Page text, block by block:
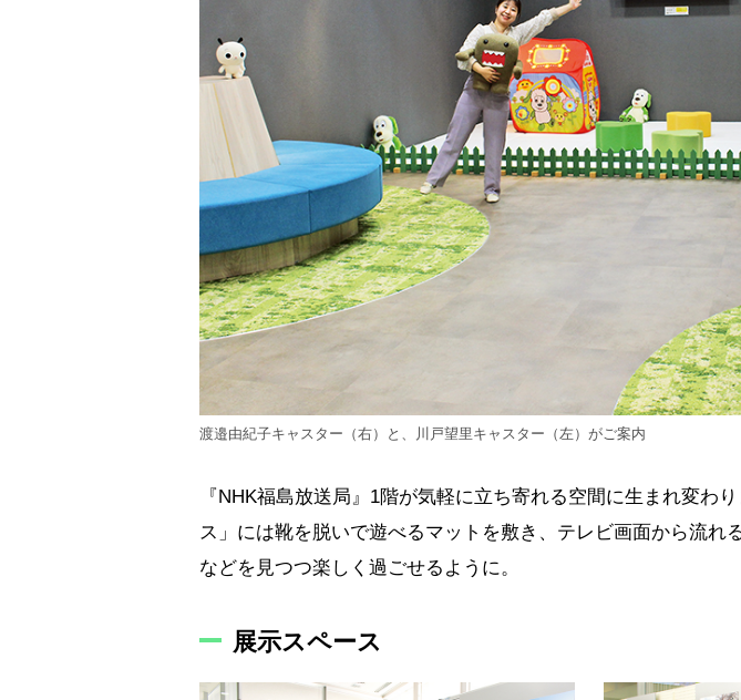
渡邉由紀子キャスター（右）と、川戸望里キャスター（左）がご案内
『NHK福島放送局』1階が気軽に立ち寄れる空間に生まれ変わ
ス」には靴を脱いで遊べるマットを敷き、テレビ画面から流れ
などを見つつ楽しく過ごせるように。
展示スペース